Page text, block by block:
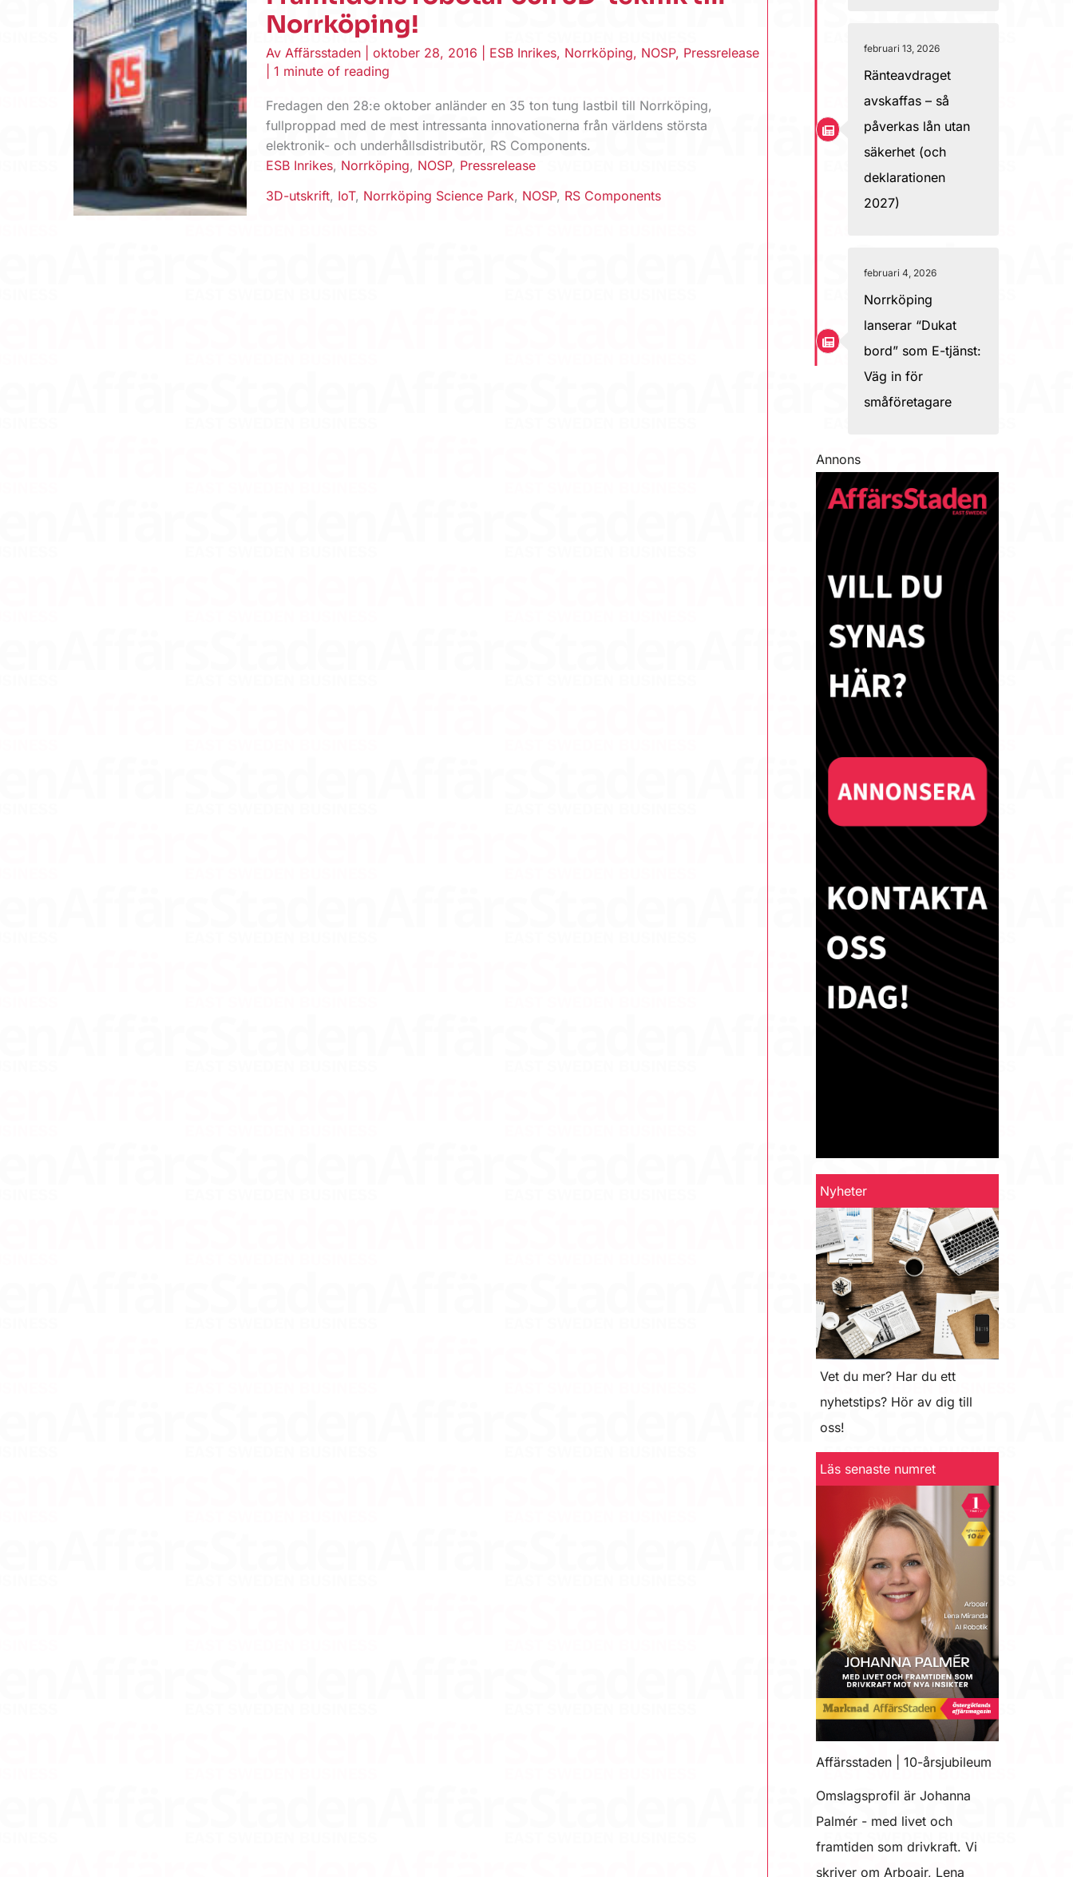
Norrköping!
Av Affärsstaden |oktober 28, 2016 ESB Inrikes, Norrköping, NOSP, Pressrelease
|1 minute of reading
Fredagen den 28:e oktober anländer en 35 ton tung lastbil till Norrköping,
fullproppad med de mest intressanta innovationerna från världens största
elektronik- och underhållsdistributör, RS Components.
ESB Inrikes, Norrköping, NOSP, Pressrelease
3D-utskrift, IoT, Norrköping Science Park, NOSP, RS Components
februari 13, 2026
Ränteavdraget
avskaffas – så
påverkas lån utan
säkerhet (och
deklarationen
2027)
februari 4, 2026
Norrköping
lanserar “Dukat
bord” som E-tjänst:
Väg in för
småföretagare
Annons
Nyheter
Vet du mer? Har du ett
nyhetstips? Hör av dig till
oss!
Läs senaste numret
Affärsstaden | 10-årsjubileum
Omslagsprofil är Johanna
Palmér - med livet och
framtiden som drivkraft. Vi
skriver om Arboair, Lena